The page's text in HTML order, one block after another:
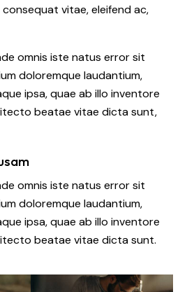
vitae, eleifend ac,
omnis iste natus error sit
doloremque laudantium,
ipsa, quae ab illo inventore
beatae vitae dicta sunt,
omnis iste natus error sit
doloremque laudantium,
ipsa, quae ab illo inventore
beatae vitae dicta sunt.